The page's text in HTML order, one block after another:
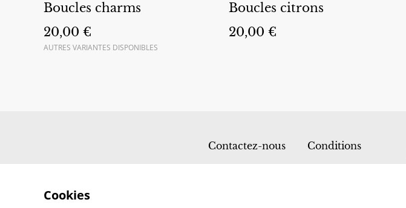
Boucles charms
20,00 €
AUTRES VARIANTES DISPONIBLES
Boucles citrons
20,00 €
Contactez-nous Conditions
Cookies